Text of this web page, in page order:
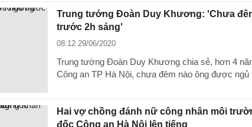
Trung tướng Đoàn Duy Khương: 'Chưa
trước 2h sáng'
08:12 29/06/2020
Trung tướng Đoàn Duy Khương chia sẻ, hơn 4
Công an TP Hà Nội, chưa đêm nào ông được
Hai vợ chồng đánh nữ công nhân môi
đốc Công an Hà Nội lên tiếng